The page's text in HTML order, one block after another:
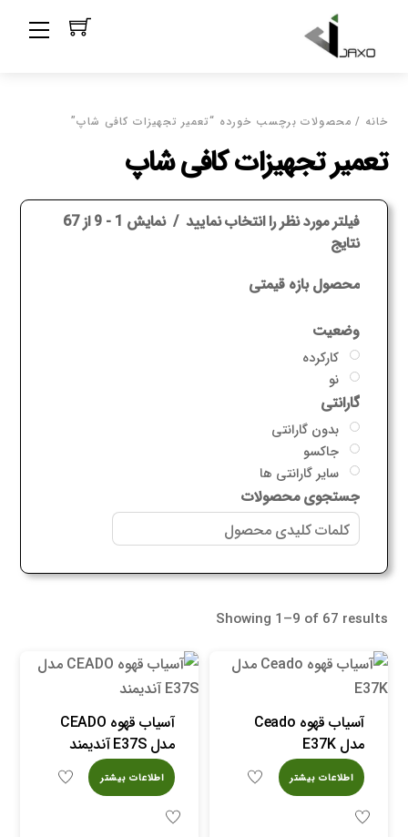
content
خانه / محصولات برچسب خورده “تعمیر تجهیزات کافی شاپ”
تعمیر تجهیزات کافی شاپ
فیلتر مورد نظر را انتخاب نمایید
نمایش 1 - 9 از 67
نتایج
محصول بازه قیمتی
وضعیت
کارکرده
نو
گارانتی
بدون گارانتی
جاکسو
سایر گارانتی ها
جستجوی محصولات
Showing 1–9 of 67 results
آسیاب قهوه Ceado
مدل E37K
اطلاعات بیشتر
آسیاب قهوه CEADO
مدل E37S آندیمند
اطلاعات بیشتر